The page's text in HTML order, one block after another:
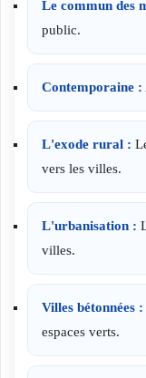
Le commun des
public.
Contemporaine :
L'exode rural :
vers les villes.
L'urbanisation :
villes.
Villes bétonnées :
espaces verts.